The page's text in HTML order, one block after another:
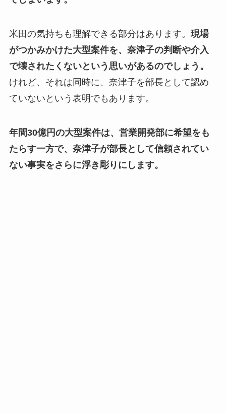
米田の気持ちも理解できる部分はあります。 現場
がつかみかけた大型案件を、奈津子の判断や介入
で壊されたくないという思いがあるのでしょう。
けれど、それは同時に、奈津子を部長として認め
ていないという表明でもあります。
年間30億円の大型案件は、営業開発部に希望をも
たらす一方で、奈津子が部長として信頼されてい
ない事実をさらに浮き彫りにします。